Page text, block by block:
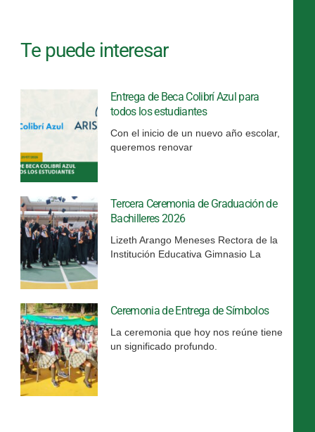
Te puede interesar
Entrega de Beca Colibrí Azul para
todos los estudiantes
Con el inicio de un nuevo año escolar,
queremos renovar
Tercera Ceremonia de Graduación de
Bachilleres 2026
Lizeth Arango Meneses Rectora de la
Institución Educativa Gimnasio La
Ceremonia de Entrega de Símbolos
La ceremonia que hoy nos reúne tiene
un significado profundo.